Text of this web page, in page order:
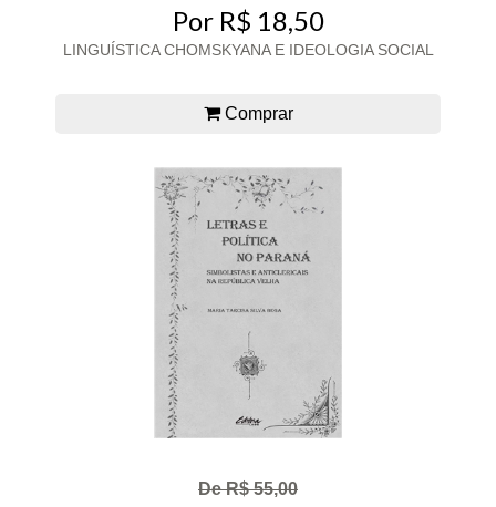
Por R$ 18,50
LINGUÍSTICA CHOMSKYANA E IDEOLOGIA SOCIAL
Comprar
De R$ 55,00